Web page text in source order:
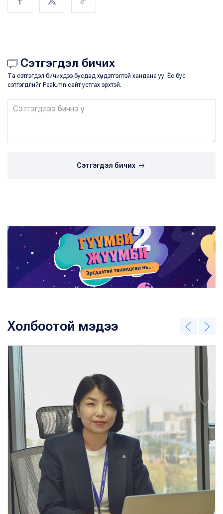
Сэтгэгдэл бичих
Та сэтгэгдэл бичихдээ бусдад хүндэтгэлтэй хандана уу. Ёс бус
сэтгэгдлийг Peak.mn сайт устгах эрхтэй.
Сэтгэгдэл бичих
Холбоотой мэдээ